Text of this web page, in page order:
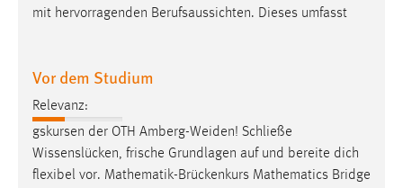
mit hervorragenden Berufsaussichten. Dieses umfasst
Vor dem Studium
Relevanz:
gskursen der OTH Amberg-Weiden! Schließe
Wissenslücken, frische Grundlagen auf und bereite dich
flexibel vor. Mathematik-Brückenkurs Mathematics Bridge
Sprachpräferenz
site-language-preference
Zweck:
Das Cookie speichert die gewählte Sprache der Website.
Cookie Laufzeit:
30 Tage